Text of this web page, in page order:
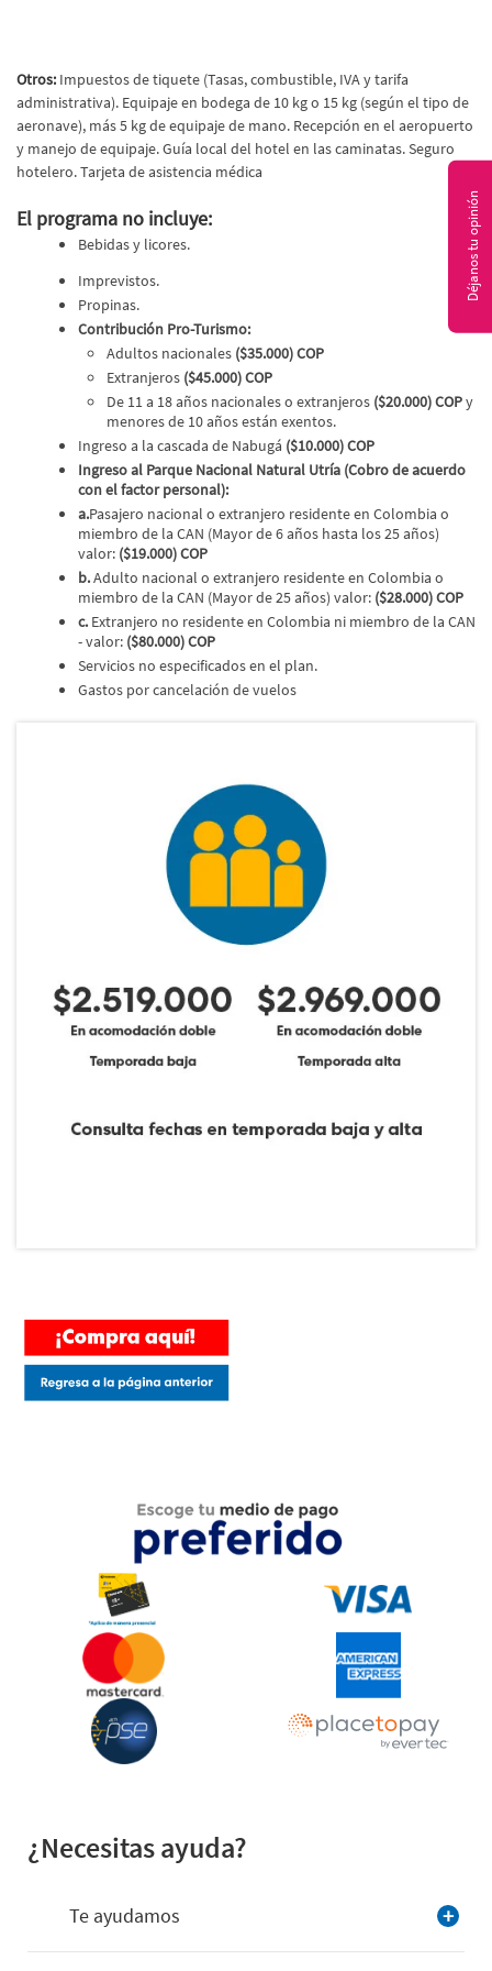
Otros: Impuestos de tiquete (Tasas, combustible, IVA y tarifa
administrativa). Equipaje en bodega de 10 kg o 15 kg (según el tipo de
aeronave), más 5 kg de equipaje de mano. Recepción en el aeropuerto
y manejo de equipaje. Guía local del hotel en las caminatas. Seguro
hotelero. Tarjeta de asistencia médica
El programa no incluye:
Bebidas y licores.
Imprevistos.
Propinas.
Contribución Pro-Turismo:
Adultos nacionales ($35.000) COP
Extranjeros ($45.000) COP
De 11 a 18 años nacionales o extranjeros ($20.000) COPy
menores de 10 años están exentos.
Ingreso a la cascada de Nabugá ($10.000) COP
Ingreso al Parque Nacional Natural Utría (Cobro de acuerdo
con el factor personal):
a.Pasajero nacional o extranjero residente en Colombia o
miembro de la CAN (Mayor de 6 años hasta los 25 años)
valor: ($19.000) COP
b.Adulto nacional o extranjero residente en Colombia o
miembro de la CAN (Mayor de 25 años) valor: ($28.000) COP
c. Extranjero no residente en Colombia ni miembro de la CAN
- valor: ($80.000) COP
Servicios no especificados en el plan.
Gastos por cancelación de vuelos
¿Necesitas ayuda?
Te ayudamos
Déjanos tu opinión